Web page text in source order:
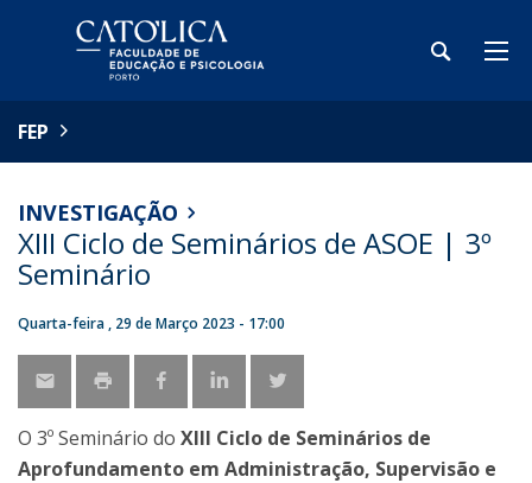
FEP
INVESTIGAÇÃO
XIII Ciclo de Seminários de ASOE | 3º
Seminário
Quarta-feira , 29 de Março 2023 - 17:00
O 3º Seminário do XIII Ciclo de Seminários de
Aprofundamento em Administração, Supervisão e